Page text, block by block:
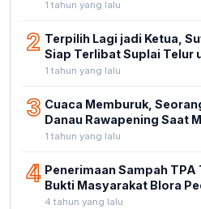
1 tahun yang lalu
2 Terpilih Lagi jadi Ketua,
Siap Terlibat Suplai Telur
1 tahun yang lalu
3 Cuaca Memburuk,
Danau Rawapening Saat
1 tahun yang lalu
4 Penerimaan Sampah TPA
Bukti Masyarakat Blora
4 tahun yang lalu